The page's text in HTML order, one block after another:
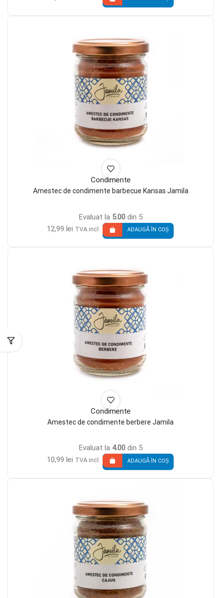
Condimente
Amestec de condimente barbecue Kansas Jamila
Evaluat la 5.00din 5
12,99 lei TVA incl. ADAUGĂ ÎN COȘ
Condimente
Amestec de condimente berbere Jamila
Evaluat la 4.00din 5
10,99 lei TVA incl. ADAUGĂ ÎN COȘ